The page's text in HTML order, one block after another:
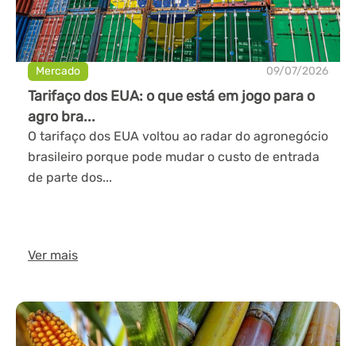
Mercado 09/07/2026
Tarifaço dos EUA: o que está em jogo para o
agro bra...
O tarifaço dos EUA voltou ao radar do agronegócio
brasileiro porque pode mudar o custo de entrada
de parte dos...
Ver mais